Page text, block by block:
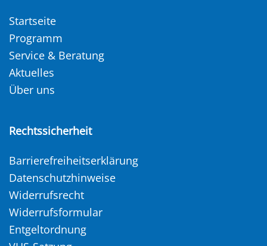
Startseite
Programm
Service & Beratung
Aktuelles
Über uns
Rechtssicherheit
Barrierefreiheitserklärung
Datenschutzhinweise
Widerrufsrecht
Widerrufsformular
Entgeltordnung